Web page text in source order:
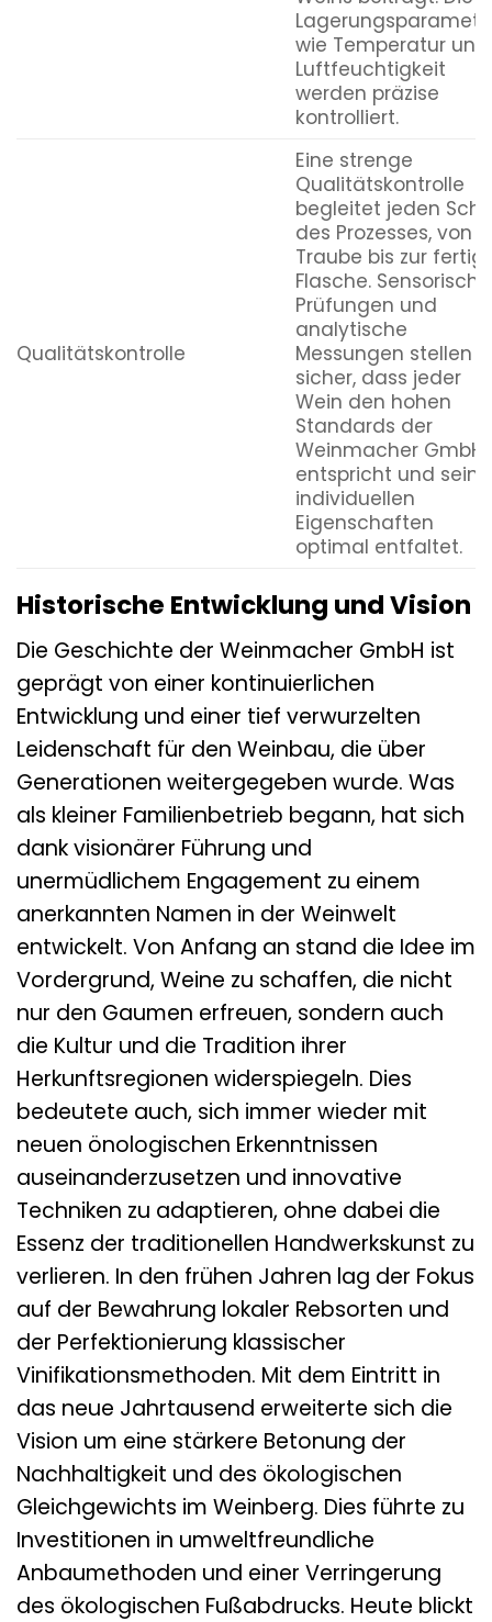
wie Temperatur und
Luftfeuchtigkeit
werden präzise
kontrolliert.
Qualitätskontrolle
Eine strenge
Qualitätskontrolle
begleitet jeden
des Prozesses, von
Traube bis zur
Flasche. Sensorische
Prüfungen und
analytische
Messungen stellen
sicher, dass jeder
Wein den hohen
Standards der
Weinmacher GmbH
entspricht und seine
individuellen
Eigenschaften
optimal entfaltet.
Historische Entwicklung und Vision
Die Geschichte der Weinmacher GmbH ist
geprägt von einer kontinuierlichen
Entwicklung und einer tief verwurzelten
Leidenschaft für den Weinbau, die über
Generationen weitergegeben wurde. Was
als kleiner Familienbetrieb begann, hat sich
dank visionärer Führung und
unermüdlichem Engagement zu einem
anerkannten Namen in der Weinwelt
entwickelt. Von Anfang an stand die Idee im
Vordergrund, Weine zu schaffen, die nicht
nur den Gaumen erfreuen, sondern auch
die Kultur und die Tradition ihrer
Herkunftsregionen widerspiegeln. Dies
bedeutete auch, sich immer wieder mit
neuen önologischen Erkenntnissen
auseinanderzusetzen und innovative
Techniken zu adaptieren, ohne dabei die
Essenz der traditionellen Handwerkskunst zu
verlieren. In den frühen Jahren lag der Fokus
auf der Bewahrung lokaler Rebsorten und
der Perfektionierung klassischer
Vinifikationsmethoden. Mit dem Eintritt in
das neue Jahrtausend erweiterte sich die
Vision um eine stärkere Betonung der
Nachhaltigkeit und des ökologischen
Gleichgewichts im Weinberg. Dies führte zu
Investitionen in umweltfreundliche
Anbaumethoden und einer Verringerung
des ökologischen Fußabdrucks. Heute blickt